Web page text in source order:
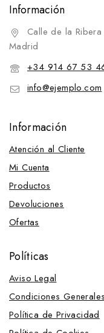
Información
Calle de la
Madrid
+34 914 67 53
info@ejemplo.com
Información
Atención al Cliente
Mi Cuenta
Productos
Devoluciones
Ofertas
Políticas
Aviso Legal
Condiciones
Política de Privacidad